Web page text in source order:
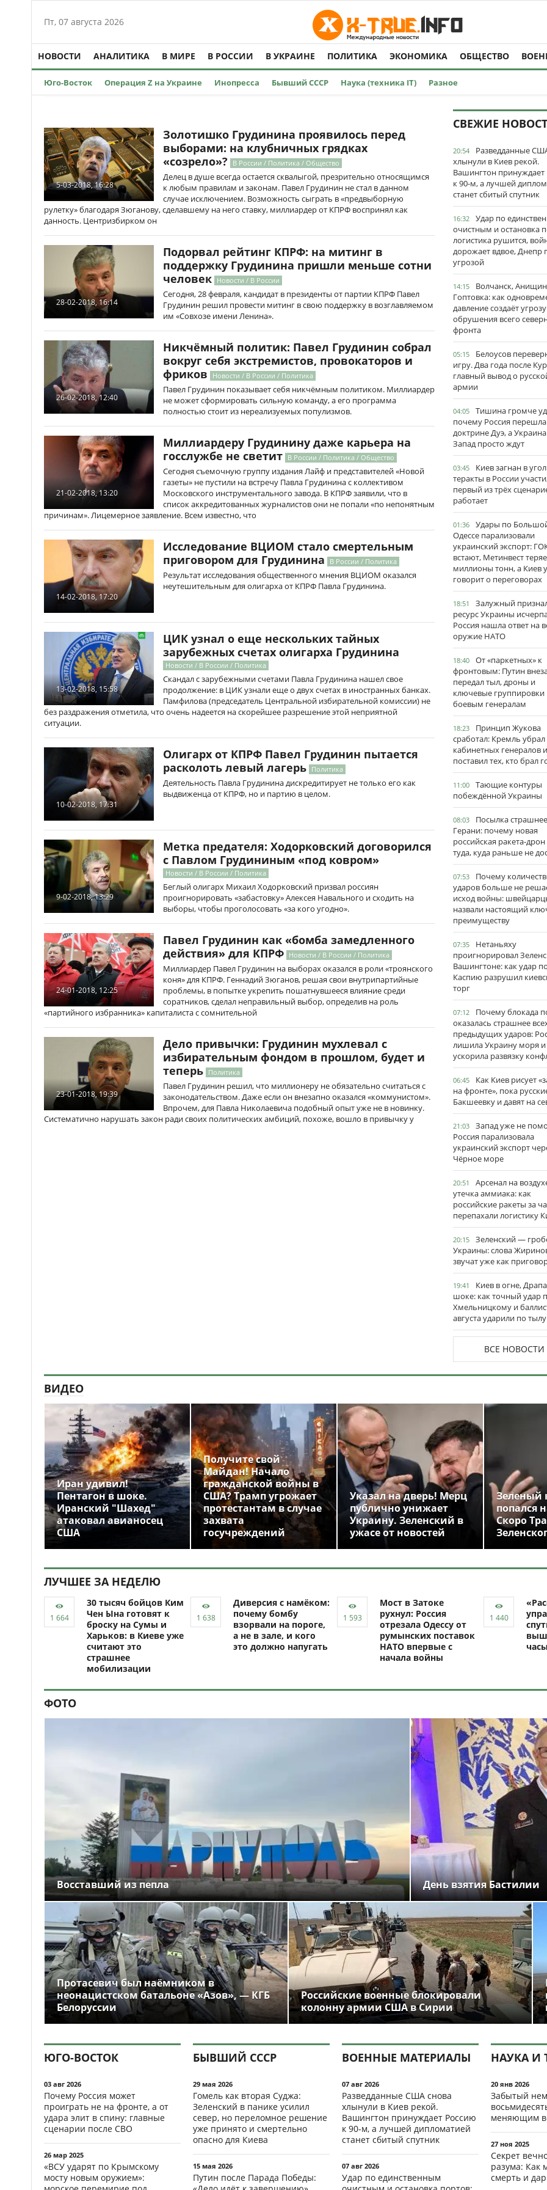
Пт, 07 августа 2026
НОВОСТИ АНАЛИТИКА В МИРЕ В РОССИИ В УКРАИНЕ ПОЛИТИКА ЭКОНОМИКА ОБЩЕСТВО
Юго-Восток Операция Z на Украине Инопресса Бывший СССР Наука (техника IT) Разное
5-03-2018, 16:28
Золотишко Грудинина проявилось перед
выборами: на клубничных грядках
«созрело»?
В России / Политика / Общество
Делец в душе всегда остается сквалыгой, презрительно относящимся
к любым правилам и законам. Павел Грудинин не стал в данном
случае исключением. Возможность сыграть в «предвыборную
рулетку» благодаря Зюганову, сделавшему на него ставку, миллиардер от КПРФ воспринял как
данность. Центризбирком он
28-02-2018, 16:14
Подорвал рейтинг КПРФ: на митинг в
поддержку Грудинина пришли меньше сотни
человек Новости / В России
Сегодня, 28 февраля, кандидат в президенты от партии КПРФ Павел
Грудинин решил провести митинг в свою поддержку в возглавляемом
им «Совхозе имени Ленина».
26-02-2018, 12:40
Никчёмный политик: Павел Грудинин собрал
вокруг себя экстремистов, провокаторов и
фриков
Новости / В России / Политика
Павел Грудинин показывает себя никчёмным политиком. Миллиардер
не может сформировать сильную команду, а его программа
полностью стоит из нереализуемых популизмов.
21-02-2018, 13:20
Миллиардеру Грудинину даже карьера на
госслужбе не светит В России / Политика / Общество
Сегодня съемочную группу издания Лайф и представителей «Новой
газеты» не пустили на встречу Павла Грудинина с коллективом
Московского инструментального завода. В КПРФ заявили, что в
список аккредитованных журналистов они не попали «по непонятным
причинам». Лицемерное заявление. Всем известно, что
14-02-2018, 17:20
Исследование ВЦИОМ стало смертельным
приговором для Грудинина
В России / Политика
Результат исследования общественного мнения ВЦИОМ оказался
неутешительным для олигарха от КПРФ Павла Грудинина.
13-02-2018, 15:58
ЦИК узнал о еще нескольких тайных
зарубежных счетах олигарха Грудинина
Новости / В России / Политика
Скандал с зарубежными счетами Павла Грудинина нашел свое
продолжение: в ЦИК узнали еще о двух счетах в иностранных банках.
Памфилова (председатель Центральной избирательной комиссии) не
без раздражения отметила, что очень надеется на скорейшее разрешение этой неприятной
ситуации.
10-02-2018, 17:31
Олигарх от КПРФ Павел Грудинин пытается
расколоть левый лагерь Политика
Деятельность Павла Грудинина дискредитирует не только его как
выдвиженца от КПРФ, но и партию в целом.
9-02-2018, 13:29
Метка предателя: Ходорковский договорился
с Павлом Грудининым «под ковром»
Новости / В России / Политика
Беглый олигарх Михаил Ходорковский призвал россиян
проигнорировать «забастовку» Алексея Навального и сходить на
выборы, чтобы проголосовать «за кого угодно».
24-01-2018, 12:25
Павел Грудинин как «бомба замедленного
действия» для КПРФ Новости / В России / Политика
Миллиардер Павел Грудинин на выборах оказался в роли «троянского
коня» для КПРФ. Геннадий Зюганов, решая свои внутрипартийные
проблемы, в попытке укрепить пошатнувшееся влияние среди
соратников, сделал неправильный выбор, определив на роль
«партийного избранника» капиталиста с сомнительной
23-01-2018, 19:39
Дело привычки: Грудинин мухлевал с
избирательным фондом в прошлом, будет и
теперь Политика
Павел Грудинин решил, что миллионеру не обязательно считаться с
законодательством. Даже если он внезапно оказался «коммунистом».
Впрочем, для Павла Николаевича подобный опыт уже не в новинку.
Систематично нарушать закон ради своих политических амбиций, похоже, вошло в привычку у
СВЕЖИЕ
20:54
Разведданные
хлынули в Киев рекой.
Вашингтон принуждает
к 90-м, а лучшей
станет сбитый спутник
16:32
Удар по
очистным и остановка
логистика рушится,
дорожает вдвое, Днепр
угрозой
14:15
Волчанск,
Гоптовка: как
давление создаёт угрозу
обрушения всего
фронта
05:15
Белоусов
игру. Два года после
главный вывод о
армии
04:05
Тишина громче
почему Россия
доктрине Дуэ, а
Запад просто ждут
03:45
Киев загнан в
теракты в России
первый из трёх
работает
01:36
Удары по
Одессе парализовали
украинский экспорт:
встают, Метинвест
миллионы тонн, а Киев
говорит о переговорах
18:51
Залужный
ресурс Украины
Россия нашла ответ на
оружие НАТО
18:40
От «паркетных» к
фронтовым: Путин
передал тыл, дроны и
ключевые группировки
боевым генералам
18:23
Принцип Жукова
сработал: Кремль убрал
кабинетных генералов и
поставил тех, кто брал
11:00
Тающие контуры
побеждённой Украины
08:03
Посылка страшнее
Герани: почему новая
российская ракета-
туда, куда раньше не
07:53
Почему
ударов больше не
исход войны:
назвали настоящий
преимуществу
07:35
Нетаньяху
проигнорировал
Вашингтоне: как удар по
Каспию разрушил
торг
07:12
Почему блокада
оказалась страшнее
предыдущих ударов:
лишила Украину моря и
ускорила развязку
06:45
Как Киев рисует
на фронте», пока
Бакшеевку и давят на
21:03
Запад уже не
Россия парализовала
украинский экспорт
Чёрное море
20:51
Арсенал на
утечка аммиака: как
российские ракеты за
перепахали логистику
20:15
Зеленский —
Украины: слова
звучат уже как
19:41
Киев в огне,
шоке: как точный удар
Хмельницкому и
августа ударили по
ВСЕ НОВОСТИ
ВИДЕО
Иран удивил!
Пентагон в шоке.
Иранский "Шахед"
атаковал авианосец
США
Получите свой
Майдан! Начало
гражданской войны в
США? Трамп угрожает
протестантам в случае
захвата
госучреждений
Указал на дверь! Мерц
публично унижает
Украину. Зеленский в
ужасе от новостей
Зеленый
попался
Скоро
ЛУЧШЕЕ ЗА НЕДЕЛЮ
30 тысяч бойцов Ким
Чен Ына готовят к
броску на Сумы и
Харьков: в Киеве уже
считают это
страшнее
мобилизации
Диверсия с намёком:
почему бомбу
взорвали на пороге,
а не в зале, и кого
это должно напугать
Мост в Затоке
рухнул: Россия
отрезала Одессу от
румынских поставок
НАТО впервые с
начала войны
ФОТО
Восставший из пепла День взятия Бастилии
Протасевич был наёмником в
неонацистском батальоне «Азов», — КГБ
Белоруссии
Российские военные блокировали
колонну армии США в Сирии
ЮГО-ВОСТОК
03 авг 2026
Почему Россия может
проиграть не на фронте, а от
удара элит в спину: главные
сценарии после СВО
26 мар 2025
«ВСУ ударят по Крымскому
мосту новым оружием»:
БЫВШИЙ СССР
29 мая 2026
Гомель как вторая Суджа:
Зеленский в панике усилил
север, но переломное решение
уже принято и смертельно
опасно для Киева
15 мая 2026
Путин после Парада Победы:
ВОЕННЫЕ МАТЕРИАЛЫ
07 авг 2026
Разведданные США снова
хлынули в Киев рекой.
Вашингтон принуждает Россию
к 90-м, а лучшей дипломатией
станет сбитый спутник
07 авг 2026
Удар по единственным
НАУКА И
20 янв 2026
Забытый
меняющим
27 ноя 2025
Секрет
разума: Как
смерть и